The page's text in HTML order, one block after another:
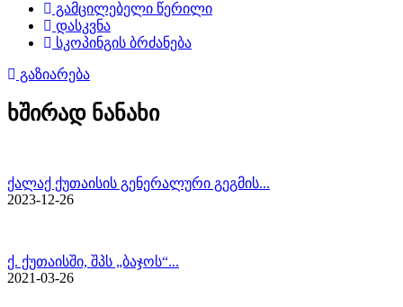
გამცილებელი წერილი
დასკვნა
სკოპინგის ბრძანება
გაზიარება
ხშირად ნანახი
ქალაქ ქუთაისის გენერალური გეგმის...
2023-12-26
ქ. ქუთაისში, შპს „ბაჯოს“...
2021-03-26